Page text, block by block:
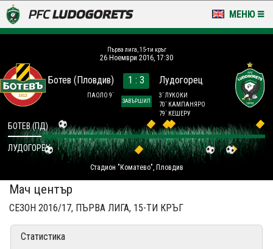
МЕНЮ
LUDOGORETS TV
НА ТЕРЕНА
СТАДИОН & БАЗИ
КЛУБ
ЗА ФЕНОВЕ
Първа лига, 15-ти кръг
26 Ноември 2016, 17:30
Ботев (Пловдив)
ПАОЛО 9´
1 : 3
ЗАВЪРШИЛ
Лудогорец
3´ ЛУКОКИ
70´ КАМПАНЯРО
79´ КЕШЕРУ
Стадион "Коматево", Пловдив
БОТЕВ (ПД)
ЛУДОГОРЕЦ
Мач център
СЕЗОН 2016/17, ПЪРВА ЛИГА, 15-ТИ КРЪГ
Статистика